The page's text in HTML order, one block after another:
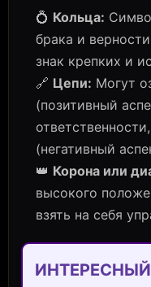
💍 Кольца:
брака и
знак крепких и
🔗 Цепи: Могут
(позитивный
(негативный
👑 Корона или
высокого
взять на себя